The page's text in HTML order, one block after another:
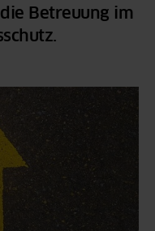
Belastungen
(BEM)
Betreuung im